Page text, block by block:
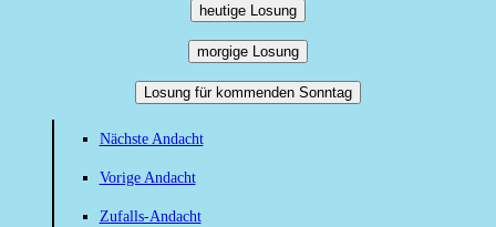
heutige Losung
morgige Losung
Losung für kommenden Sonntag
Nächste Andacht
Vorige Andacht
Zufalls-Andacht